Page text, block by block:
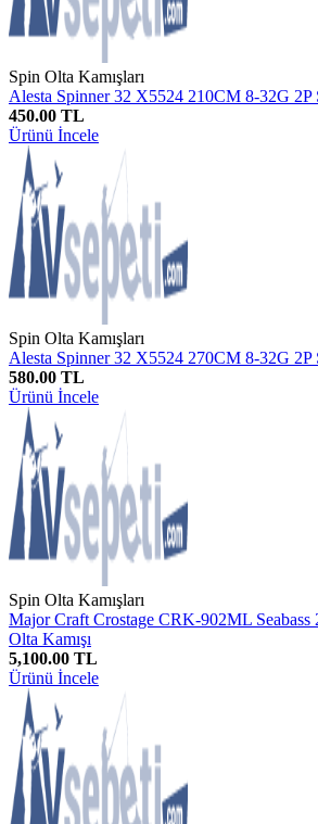
Spin Olta Kamışları
Alesta Spinner 32 X5524 210CM 8-32G 2P
450.00 TL
Ürünü İncele
Spin Olta Kamışları
Alesta Spinner 32 X5524 270CM 8-32G 2P
580.00 TL
Ürünü İncele
Spin Olta Kamışları
Major Craft Crostage CRK-902ML Seabass
Olta Kamışı
5,100.00 TL
Ürünü İncele